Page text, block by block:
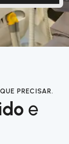
PRECISAR.
e